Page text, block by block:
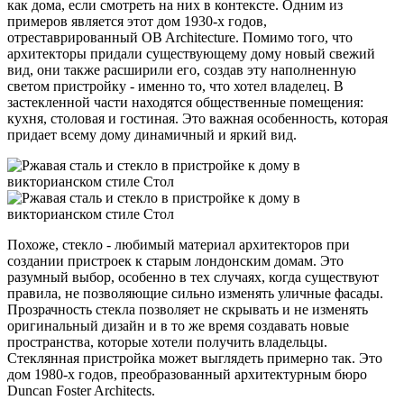
как дома, если смотреть на них в контексте. Одним из
примеров является этот дом 1930-х годов,
отреставрированный OB Architecture. Помимо того, что
архитекторы придали существующему дому новый свежий
вид, они также расширили его, создав эту наполненную
светом пристройку - именно то, что хотел владелец. В
застекленной части находятся общественные помещения:
кухня, столовая и гостиная. Это важная особенность, которая
придает всему дому динамичный и яркий вид.
Похоже, стекло - любимый материал архитекторов при
создании пристроек к старым лондонским домам. Это
разумный выбор, особенно в тех случаях, когда существуют
правила, не позволяющие сильно изменять уличные фасады.
Прозрачность стекла позволяет не скрывать и не изменять
оригинальный дизайн и в то же время создавать новые
пространства, которые хотели получить владельцы.
Стеклянная пристройка может выглядеть примерно так. Это
дом 1980-х годов, преобразованный архитектурным бюро
Duncan Foster Architects.